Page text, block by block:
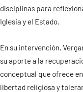
Contacto
disciplinas para
Iglesia y el Estado.
En su intervención,
su aporte a la
conceptual que ofrece
libertad religiosa y